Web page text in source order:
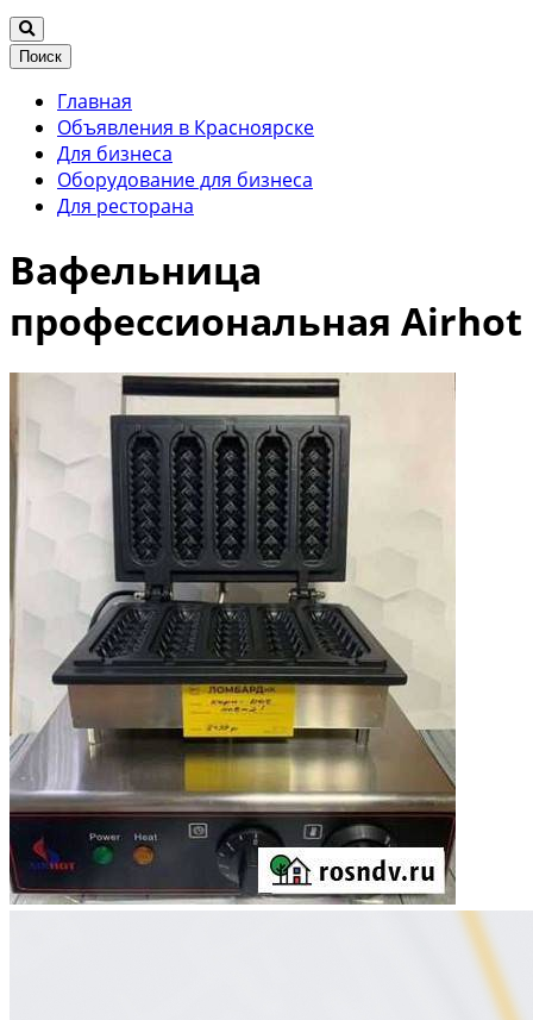
Поиск
Главная
Объявления в Красноярске
Для бизнеса
Оборудование для бизнеса
Для ресторана
Вафельница
профессиональная Airhot